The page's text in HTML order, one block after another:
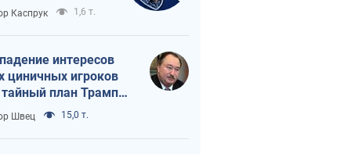
в
России
Каспрук 1,6 т.
интересов
циничных игроков
план Трампа
Швец 15,0 т.